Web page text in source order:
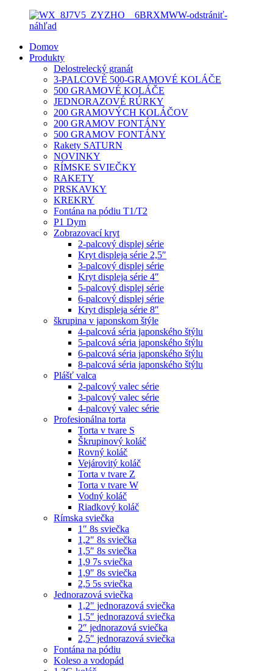
Domov
Produkty
Delostrelecký granát
3-PALCOVÉ 500-GRAMOVÉ KOLÁČE
500 GRAMOVÉ KOLÁČE
JEDNORAZOVÉ RÚRKY
200 GRAMOVÝCH KOLÁČOV
200 GRAMOV FONTÁNY
500 GRAMOV FONTÁNY
Rakety SATURN
NOVINKY
RÍMSKE SVIEČKY
RAKETY
PRSKAVKY
KREKRY
Fontána na pódiu T1/T2
P1 Dym
Zobrazovací kryt
2-palcový displej série
Kryt displeja série 2,5″
3-palcový displej série
Kryt displeja série 4″
5-palcový displej série
6-palcový displej série
Kryt displeja série 8″
škrupina v japonskom štýle
4-palcová séria japonského štýlu
5-palcová séria japonského štýlu
6-palcová séria japonského štýlu
8-palcová séria japonského štýlu
Plášť valca
2-palcový valec série
3-palcový valec série
4-palcový valec série
Profesionálna torta
Torta v tvare S
Škrupinový koláč
Rovný koláč
Vejárovitý koláč
Torta v tvare Z
Torta v tvare W
Vodný koláč
Riadkový koláč
Rímska sviečka
1″ 8s sviečka
1,2″ 8s sviečka
1,5″ 8s sviečka
1,9 7s sviečka
1,9″ 8s sviečka
2,5 5s sviečka
Jednorazová sviečka
1,2″ jednorazová sviečka
1,5″ jednorazová sviečka
2″ jednorazová sviečka
2,5″ jednorazová sviečka
Fontána na pódiu
Koleso a vodopád